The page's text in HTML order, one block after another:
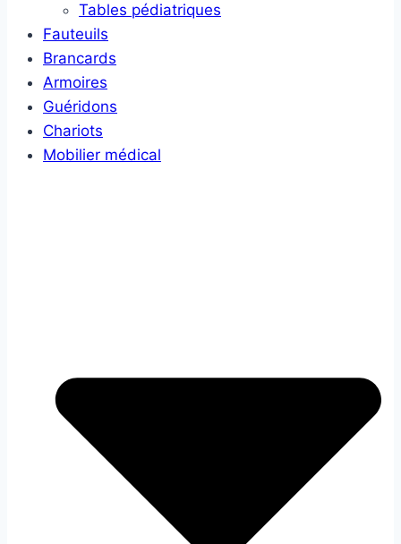
Tables pédiatriques
Fauteuils
Brancards
Armoires
Guéridons
Chariots
Mobilier médical